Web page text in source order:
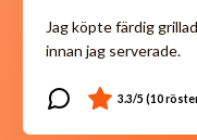
Jag köpte färdig
innan jag serverade.